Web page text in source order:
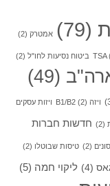
(79) אמטרק (2)
ביטוח נסיעות לחו"ל (2)
(49)
ויזה B1/B2 (2) ויזות עסקים
(2)
חדשות חברות
(2) טיסות שבוטלו (2)
(4) ליקוי חמה (5)